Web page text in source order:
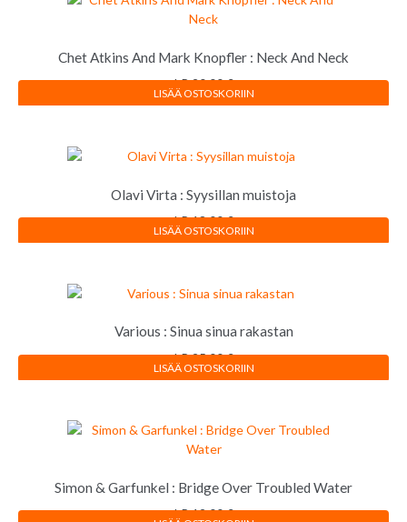
Chet Atkins And Mark Knopfler : Neck And Neck
LP20,00€
LISÄÄ OSTOSKORIIN
Olavi Virta : Syysillan muistoja
LP18,00€
LISÄÄ OSTOSKORIIN
Various : Sinua sinua rakastan
LP25,00€
LISÄÄ OSTOSKORIIN
Simon & Garfunkel : Bridge Over Troubled Water
LP12,00€